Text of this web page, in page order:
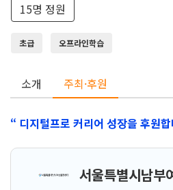
15명 정원
초급 오프라인학습
소개 주최·후원
“ 디지털프로 커리어 성장을 후원
서울특별시남부